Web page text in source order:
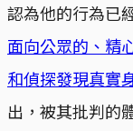
認為他的行為已
面向公眾的、精
和偵探發現真實
出，被其批判的